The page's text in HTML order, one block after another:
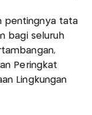
pentingnya tata
bagi seluruh
Peringkat
Lingkungan